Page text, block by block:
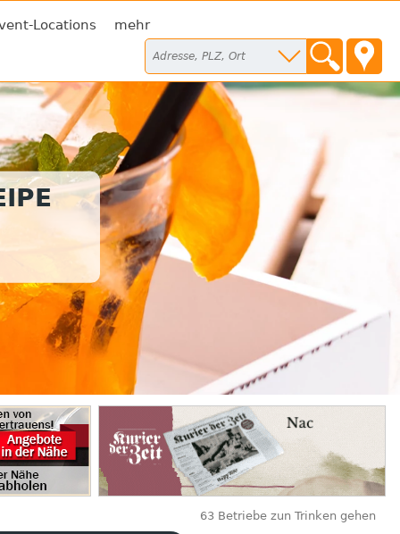
Locations mehr
63 Betriebe zun Trinken gehen